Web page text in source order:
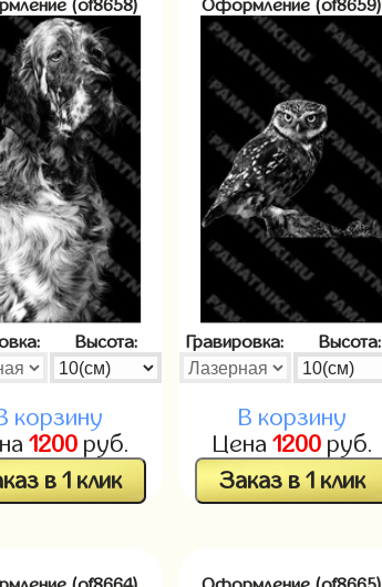
(of8658)
Высота:
корзину
1200руб.
в 1 клик
Оформление (of8659)
Гравировка: Высота:
В корзину
Цена 1200руб.
Заказ в 1 клик